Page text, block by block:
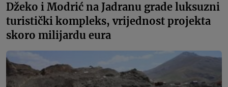
Džeko i Modrić na Jadranu grade luksuzni
turistički kompleks, vrijednost projekta
skoro milijardu eura